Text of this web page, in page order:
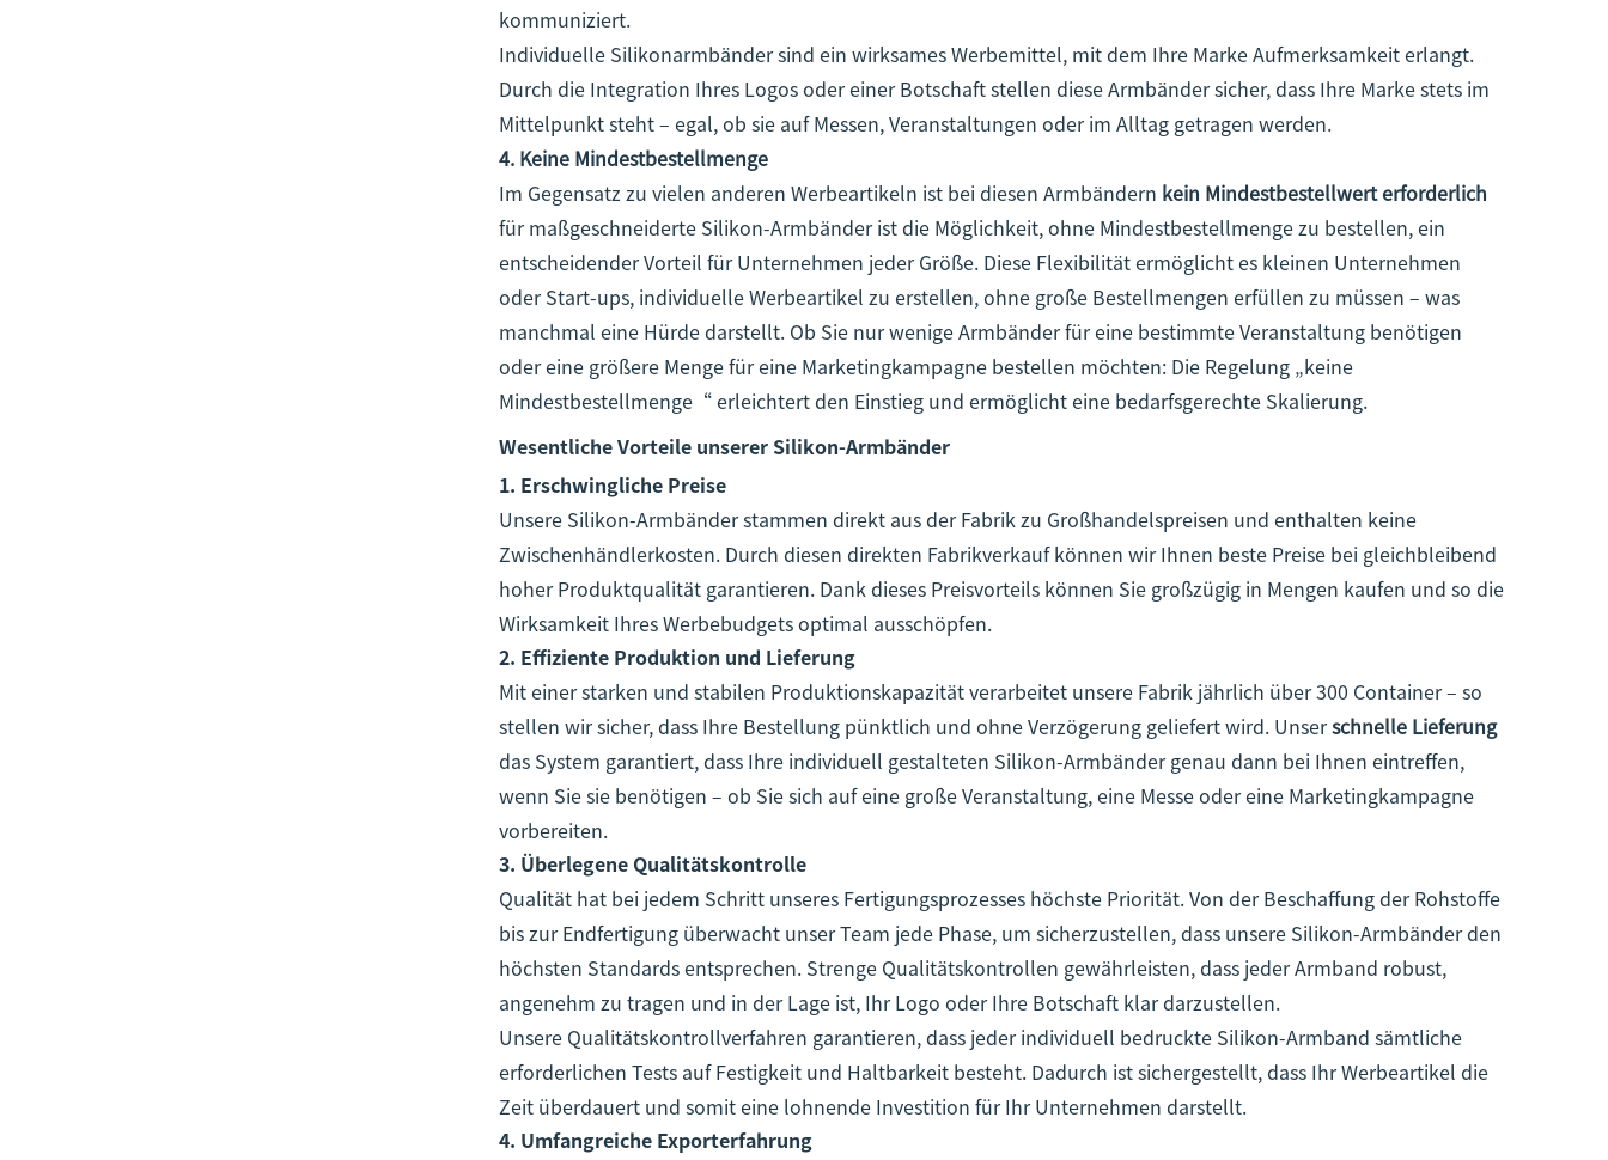
kommuniziert.
Individuelle Silikonarmbänder sind ein wirksames Werbemittel, mit dem Ihre Marke Aufmerksamkeit erlangt.
Durch die Integration Ihres Logos oder einer Botschaft stellen diese Armbänder sicher, dass Ihre Marke stets im
Mittelpunkt steht – egal, ob sie auf Messen, Veranstaltungen oder im Alltag getragen werden.
4. Keine Mindestbestellmenge
Im Gegensatz zu vielen anderen Werbeartikeln ist bei diesen Armbändern kein Mindestbestellwert erforderlich
für maßgeschneiderte Silikon-Armbänder ist die Möglichkeit, ohne Mindestbestellmenge zu bestellen, ein
entscheidender Vorteil für Unternehmen jeder Größe. Diese Flexibilität ermöglicht es kleinen Unternehmen
oder Start-ups, individuelle Werbeartikel zu erstellen, ohne große Bestellmengen erfüllen zu müssen – was
manchmal eine Hürde darstellt. Ob Sie nur wenige Armbänder für eine bestimmte Veranstaltung benötigen
oder eine größere Menge für eine Marketingkampagne bestellen möchten: Die Regelung „keine
Mindestbestellmenge“ erleichtert den Einstieg und ermöglicht eine bedarfsgerechte Skalierung.
Wesentliche Vorteile unserer Silikon-Armbänder
1. Erschwingliche Preise
Unsere Silikon-Armbänder stammen direkt aus der Fabrik zu Großhandelspreisen und enthalten keine
Zwischenhändlerkosten. Durch diesen direkten Fabrikverkauf können wir Ihnen beste Preise bei gleichbleibend
hoher Produktqualität garantieren. Dank dieses Preisvorteils können Sie großzügig in Mengen kaufen und so die
Wirksamkeit Ihres Werbebudgets optimal ausschöpfen.
2. Effiziente Produktion und Lieferung
Mit einer starken und stabilen Produktionskapazität verarbeitet unsere Fabrik jährlich über 300 Container – so
stellen wir sicher, dass Ihre Bestellung pünktlich und ohne Verzögerung geliefert wird. Unserschnelle Lieferung
das System garantiert, dass Ihre individuell gestalteten Silikon-Armbänder genau dann bei Ihnen eintreffen,
wenn Sie sie benötigen – ob Sie sich auf eine große Veranstaltung, eine Messe oder eine Marketingkampagne
vorbereiten.
3. Überlegene Qualitätskontrolle
Qualität hat bei jedem Schritt unseres Fertigungsprozesses höchste Priorität. Von der Beschaffung der Rohstoffe
bis zur Endfertigung überwacht unser Team jede Phase, um sicherzustellen, dass unsere Silikon-Armbänder den
höchsten Standards entsprechen. Strenge Qualitätskontrollen gewährleisten, dass jeder Armband robust,
angenehm zu tragen und in der Lage ist, Ihr Logo oder Ihre Botschaft klar darzustellen.
Unsere Qualitätskontrollverfahren garantieren, dass jeder individuell bedruckte Silikon-Armband sämtliche
erforderlichen Tests auf Festigkeit und Haltbarkeit besteht. Dadurch ist sichergestellt, dass Ihr Werbeartikel die
Zeit überdauert und somit eine lohnende Investition für Ihr Unternehmen darstellt.
4. Umfangreiche Exporterfahrung